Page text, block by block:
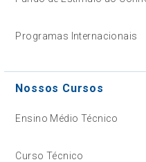
Programas Internacionais
Nossos Cursos
Ensino Médio Técnico
Curso Técnico